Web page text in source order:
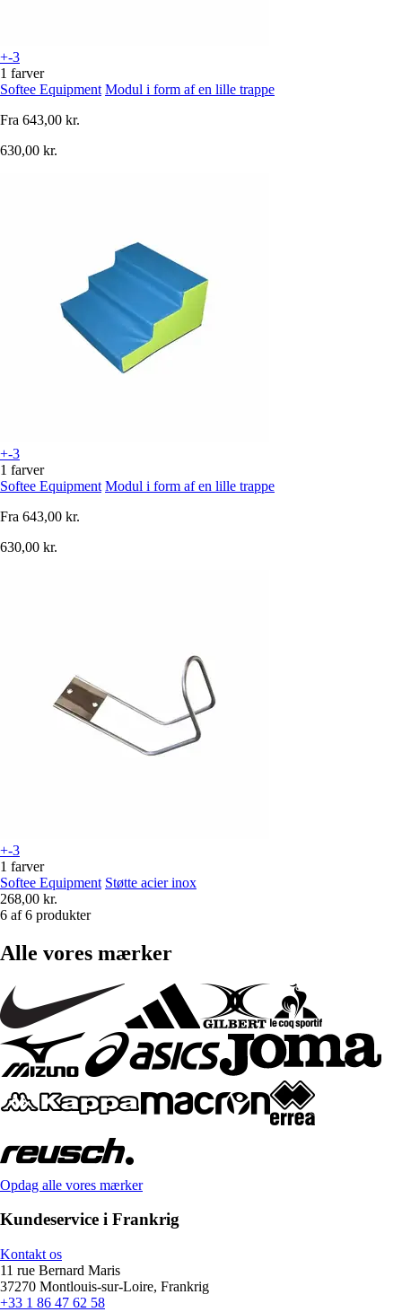
+-3
1 farver
Softee Equipment Modul i form af en lille trappe
Fra 643,00 kr.
630,00 kr.
+-3
1 farver
Softee Equipment Modul i form af en lille trappe
Fra 643,00 kr.
630,00 kr.
+-3
1 farver
Softee Equipment Støtte acier inox
268,00 kr.
6 af 6 produkter
Alle vores mærker
Opdag alle vores mærker
Kundeservice i Frankrig
Kontakt os
11 rue Bernard Maris
37270 Montlouis-sur-Loire, Frankrig
+33 1 86 47 62 58